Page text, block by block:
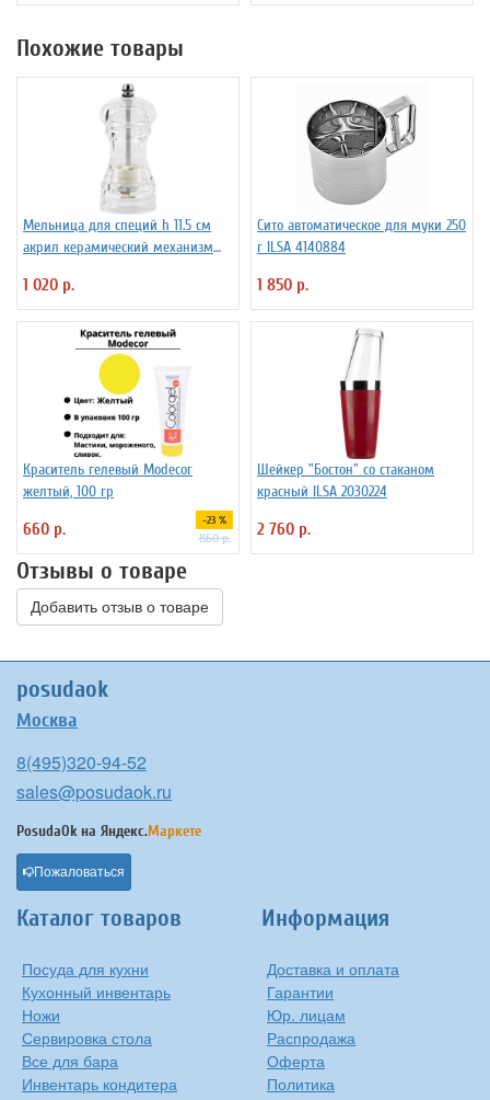
Похожие товары
Мельница для специй h 11.5 см
акрил керамический механизм
1 020 р.
Сито автоматическое для муки 250
г ILSA 4140884
1 850 р.
Краситель гелевый Modecor
желтый, 100 гр
660 р. -23 %
860 р.
Шейкер "Бостон" со стаканом
красный ILSA 2030224
2 760 р.
Отзывы о товаре
Добавить отзыв о товаре
posudaok
Москва
8(495)320-94-52
sales@posudaok.ru
PosudaOk на Яндекс.Маркете
Пожаловаться
Каталог товаров
Посуда для кухни
Кухонный инвентарь
Ножи
Сервировка стола
Все для бара
Инвентарь кондитера
Информация
Доставка и оплата
Гарантии
Юр. лицам
Распродажа
Оферта
Политика